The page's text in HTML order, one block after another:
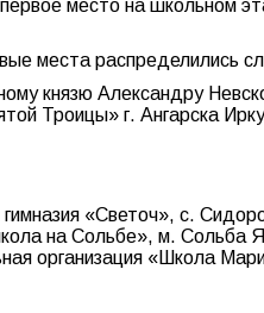
место на школьном
места распределились
князю Александру
Троицы» г. Ангарска
«Светоч», с.
на Сольбе», м. Сольба
организация «Школа